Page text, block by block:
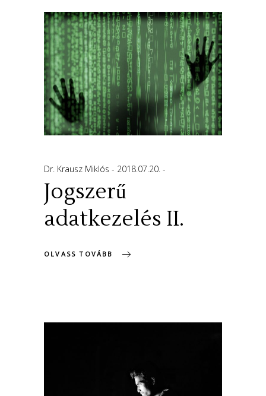
Dr. Krausz Miklós 2018.07.20.
Jogszerű
adatkezelés II.
OLVASS TOVÁBB